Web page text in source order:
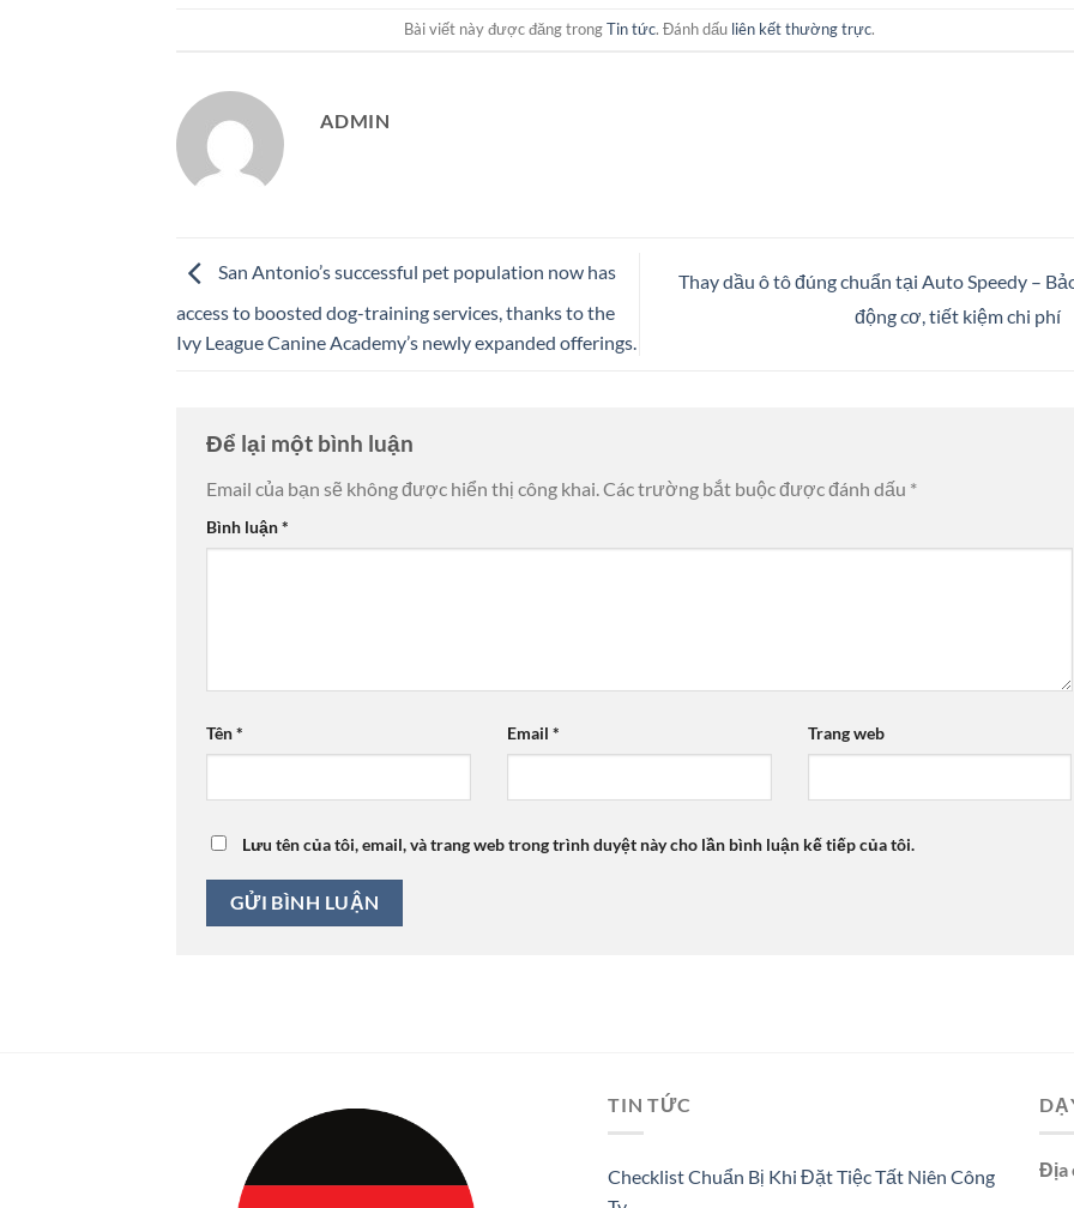
Bài viết này được đăng trongTin tức. Đánh dấu liên kết thường trực.
ADMIN
San Antonio’s successful pet population now has
access to boosted dog-training services, thanks to the
Ivy League Canine Academy’s newly expanded offerings.
Thay dầu ô tô đúng chuẩn tại Auto Speedy –
động cơ, tiết kiệm chi phí
Để lại một bình luận
Email của bạn sẽ không được hiển thị công khai. Các trường bắt buộc được đánh dấu *
Bình luận*
Tên* Email * Trang web
Lưu tên của tôi, email, và trang web trong trình duyệt này cho lần bình luận kế tiếp của tôi.
TIN TỨC
Checklist Chuẩn Bị Khi Đặt Tiệc Tất Niên Công
Địa